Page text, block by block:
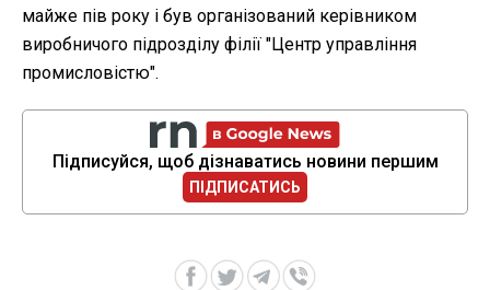
майже пів року і був організований керівником
виробничого підрозділу філії "Центр управління
промисловістю".
Підписуйся, щоб дізнаватись новини першим
ПІДПИСАТИСЬ